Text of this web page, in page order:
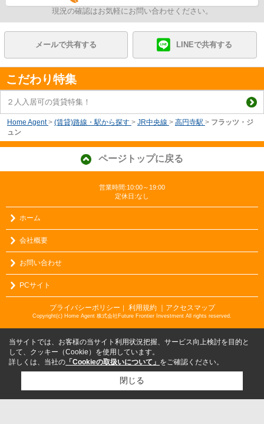
現況の確認はお気軽にお問い合わせください。
メールで共有する LINEで共有する
こだわり特集
２人入居可の賃貸特集！
Home Agent > (賃貸)路線・駅から探す > JR中央線 > 高円寺駅 > フラッツ・ジ
ュン
ページトップに戻る
営業時間:10:00～19:00
定休日:なし
ホーム
会社概要
お問い合わせ
PCサイト
プライバシーポリシー 利用規約 ｜アクセスマップ
Copyright(c) Home Agent 株式会社Future Frontier Investment All rights reserved.
当サイトでは、お客様の当サイト利用状況把握、サービス向上検討を目的と
して、クッキー（Cookie）を使用しています。
詳しくは、当社の 「Cookieの取扱いについて」 をご確認ください。
閉じる